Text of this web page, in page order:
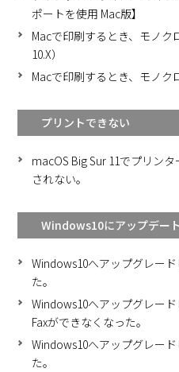
ポートを使用 Mac版】
Macで印刷するとき、モノク
10.X）
Macで印刷するとき、モノク
プリントできない
macOS Big Sur 11でプリン
されない。
Windows10にアップデー
Windows10へアップグレー
た。
Windows10へアップグレー
Faxができなくなった。
Windows10へアップグレー
た。